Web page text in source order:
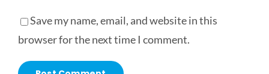
Save my name, email, and website in this
browser for the next time I comment.